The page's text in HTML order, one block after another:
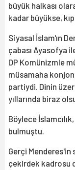
büyük halkası
kadar büyükse,
Siyasal İslam'ın
çabası Ayasofya
DP Komünizmle
müsamaha
partiydi. Dinin
yıllarında biraz
Böylece
bulmuştu.
Gerçi Menderes'in
çekirdek kadrosu